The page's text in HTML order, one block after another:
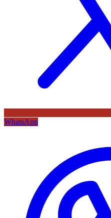
WhatsApp